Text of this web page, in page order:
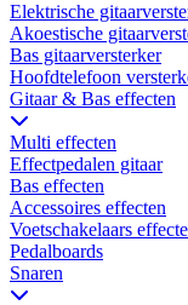
Elektrische
Akoestische
Bas gitaarversterker
Hoofdtelefoon
Gitaar & Bas effecten
Multi effecten
Effectpedalen gitaar
Bas effecten
Accessoires effecten
Voetschakelaars
Pedalboards
Snaren